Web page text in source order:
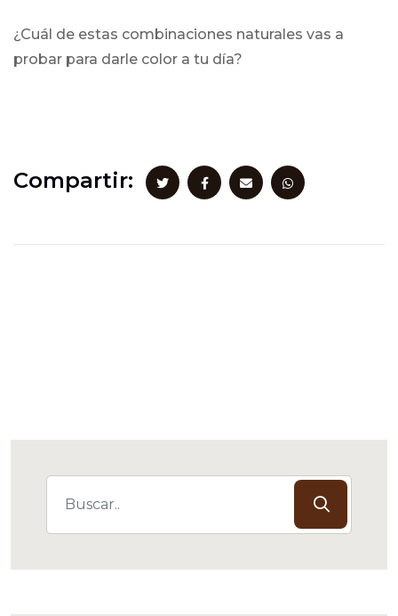
¿Cuál de estas combinaciones naturales vas a
probar para darle color a tu día?
Compartir: